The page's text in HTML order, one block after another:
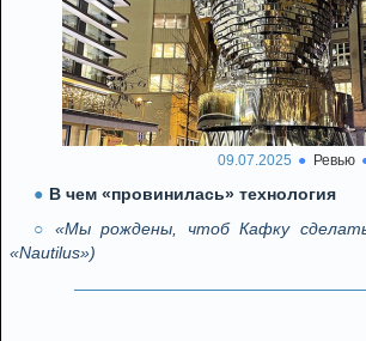
09.07.2025 Ревью
В чем «провинилась» технология
«Мы рождены, чтоб Кафку
«Nautilus»)